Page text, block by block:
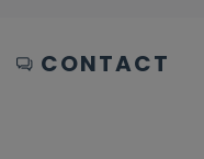
CONTACT